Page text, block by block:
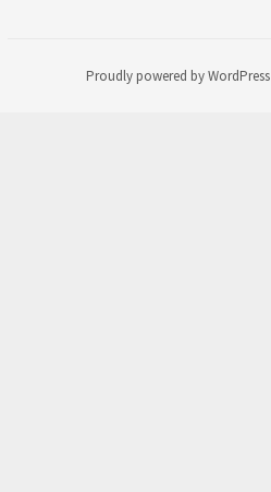
Proudly powered by WordPress